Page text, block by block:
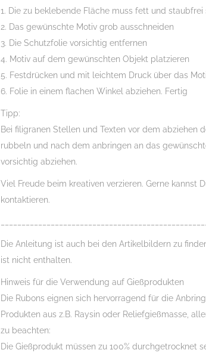
1. Die zu beklebende Fläche muss fett und staubfrei
2. Das gewünschte Motiv grob ausschneiden
3. Die Schutzfolie vorsichtig entfernen
4. Motiv auf dem gewünschten Objekt platzieren
5. Festdrücken und mit leichtem Druck über das
6. Folie in einem flachen Winkel abziehen. Fertig
Tipp:
Bei filigranen Stellen und Texten vor dem abziehen
rubbeln und nach dem anbringen an das
vorsichtig abziehen.
Viel Freude beim kreativen verzieren. Gerne kannst
kontaktieren.
Die Anleitung ist auch bei den Artikelbildern zu
ist nicht enthalten.
Hinweis für die Verwendung auf Gießprodukten
Die Rubons eignen sich hervorragend für die
Produkten aus z.B. Raysin oder Reliefgießmasse,
zu beachten:
Die Gießprodukt müssen zu 100% durchgetrocknet